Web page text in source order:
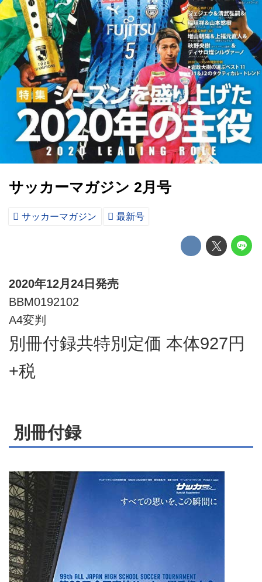
サッカーマガジン 2月号
サッカーマガジン 最新号
2020年12月24日発売
BBM0192102
A4変判
別冊付録共特別定価 本体927円
+税
別冊付録